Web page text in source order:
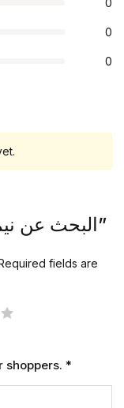
0
0
0
Be the first to review “البحث عن نيمو”
fields are
shoppers. *